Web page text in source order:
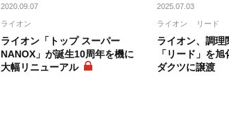
2020.09.07
ライオン
ライオン「トップ スーパー
NANOX」が誕生10周年を機に
大幅リニューアル
2025.07.03
ライオン リード
ライオン、調理
「リード」を
ダクツに譲渡